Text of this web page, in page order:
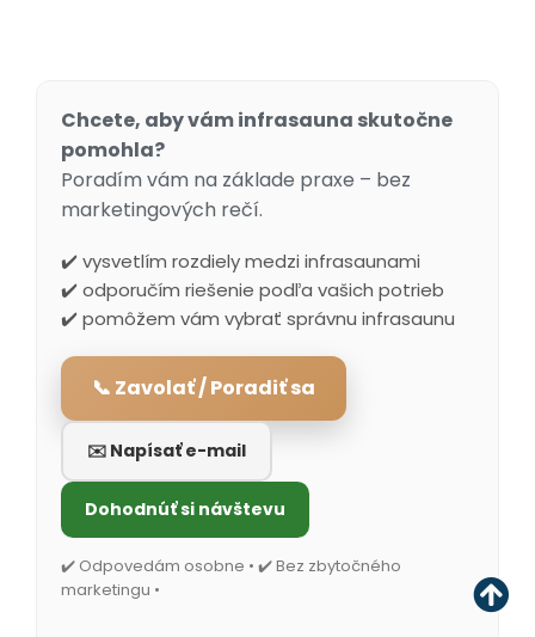
Chcete, aby vám infrasauna skutočne
pomohla?
Poradím vám na základe praxe – bez
marketingových rečí.
✔️ vysvetlím rozdiely medzi infrasaunami
✔️ odporučím riešenie podľa vašich potrieb
✔️ pomôžem vám vybrať správnu infrasaunu
📞 Zavolať / Poradiť sa
✉️ Napísať e-mail
Dohodnúť si návštevu
✔️ Odpovedám osobne • ✔️ Bez zbytočného
marketingu •